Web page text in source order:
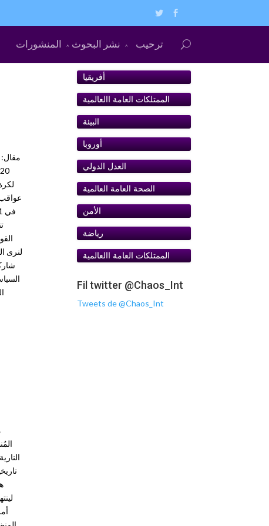
ترحيب نشر البحوث المنشورات
عواقب
لنرى
أفريقيا
الممتلكات العامة اﺍلعالمية
البيئة
أوروبا
ﺍلعدل الدولي
الصحة العامة العالمية
الأمن
رياضة
الممتلكات العامة اﺍلعالمية
Fil twitter @Chaos_Int
Tweets de @Chaos_Int